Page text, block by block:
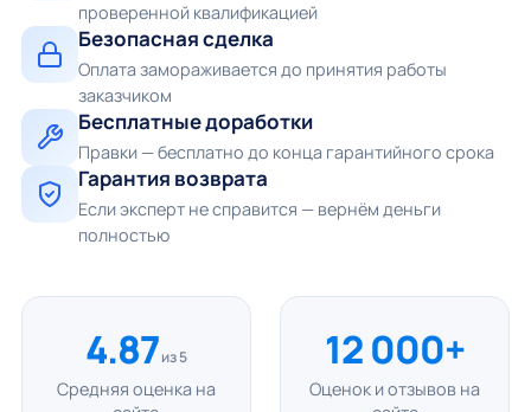
проверенной квалификацией
Безопасная сделка
Оплата замораживается до принятия работы
заказчиком
Бесплатные доработки
Правки — бесплатно до конца гарантийного срока
Гарантия возврата
Если эксперт не справится — вернём деньги
полностью
4.87из 5
Средняя оценка на
12 000+
Оценок и отзывов на